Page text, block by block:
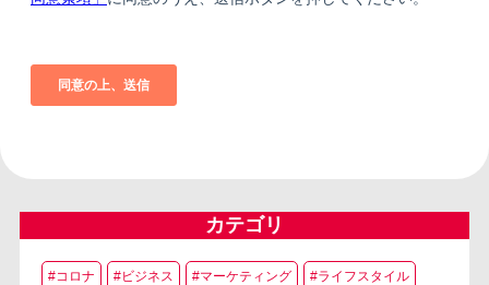
カテゴリ
#コロナ #ビジネス #マーケティング #ライフスタイル